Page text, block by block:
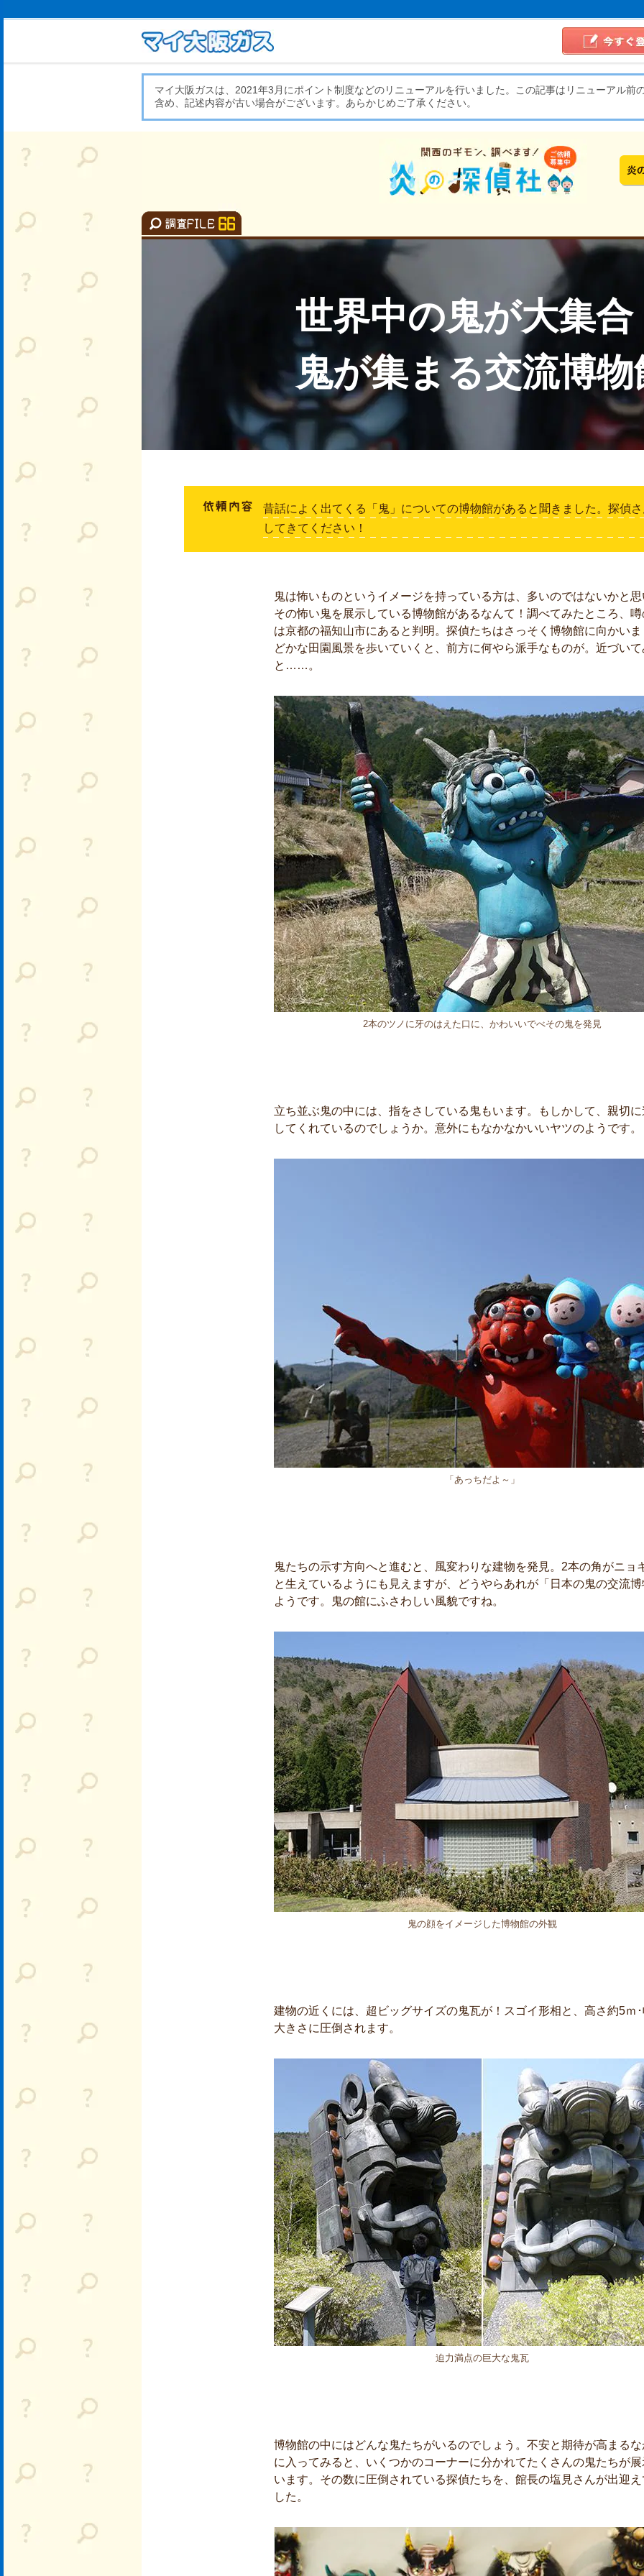
マイ大阪ガスは、2021年3月にポイント制度などのリニューアルを行いました。この記事はリニューアル前
含め、記述内容が古い場合がございます。あらかじめご了承ください。
世界中の鬼が大集合
鬼が集まる交流博物
昔話によく出てくる「鬼」についての博物館があると聞きました。探偵
してきてください！
鬼は怖いものというイメージを持っている方は、多いのではないかと
その怖い鬼を展示している博物館があるなんて！調べてみたところ、
は京都の福知山市にあると判明。探偵たちはさっそく博物館に向かい
どかな田園風景を歩いていくと、前方に何やら派手なものが。近づい
と……。
2本のツノに牙のはえた口に、かわいいでべその鬼を発見
立ち並ぶ鬼の中には、指をさしている鬼もいます。もしかして、親切
してくれているのでしょうか。意外にもなかなかいいヤツのようです。
「あっちだよ～」
鬼たちの示す方向へと進むと、風変わりな建物を発見。2本の角がニョ
と生えているようにも見えますが、どうやらあれが「日本の鬼の交流
ようです。鬼の館にふさわしい風貌ですね。
鬼の顔をイメージした博物館の外観
建物の近くには、超ビッグサイズの鬼瓦が！スゴイ形相と、高さ約5ｍ
大きさに圧倒されます。
迫力満点の巨大な鬼瓦
博物館の中にはどんな鬼たちがいるのでしょう。不安と期待が高まる
に入ってみると、いくつかのコーナーに分かれてたくさんの鬼たちが
います。その数に圧倒されている探偵たちを、館長の塩見さんが出迎
した。